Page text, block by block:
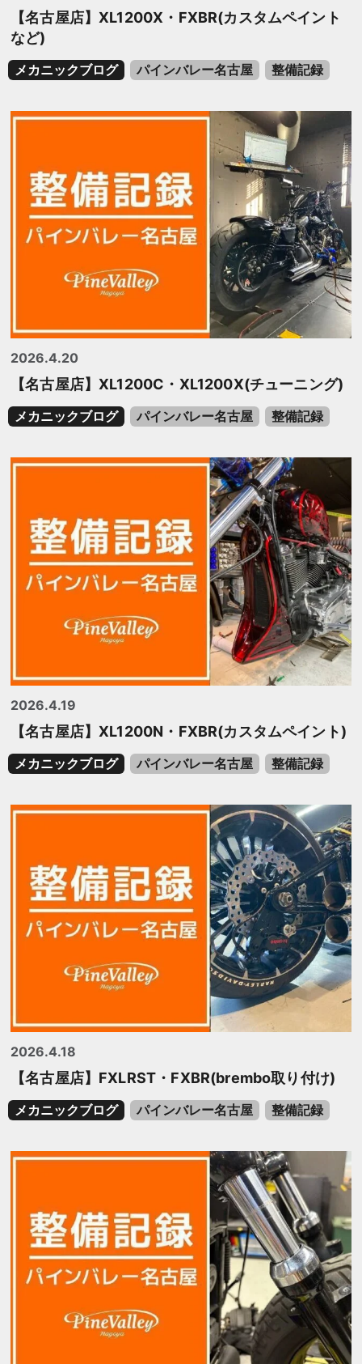
【名古屋店】XL1200X・FXBR(カスタムペイント
など)
メカニックブログ パインバレー名古屋 整備記録
2026.4.20
【名古屋店】XL1200C・XL1200X(チューニング)
メカニックブログ パインバレー名古屋 整備記録
2026.4.19
【名古屋店】XL1200N・FXBR(カスタムペイント)
メカニックブログ パインバレー名古屋 整備記録
2026.4.18
【名古屋店】FXLRST・FXBR(brembo取り付け)
メカニックブログ パインバレー名古屋 整備記録